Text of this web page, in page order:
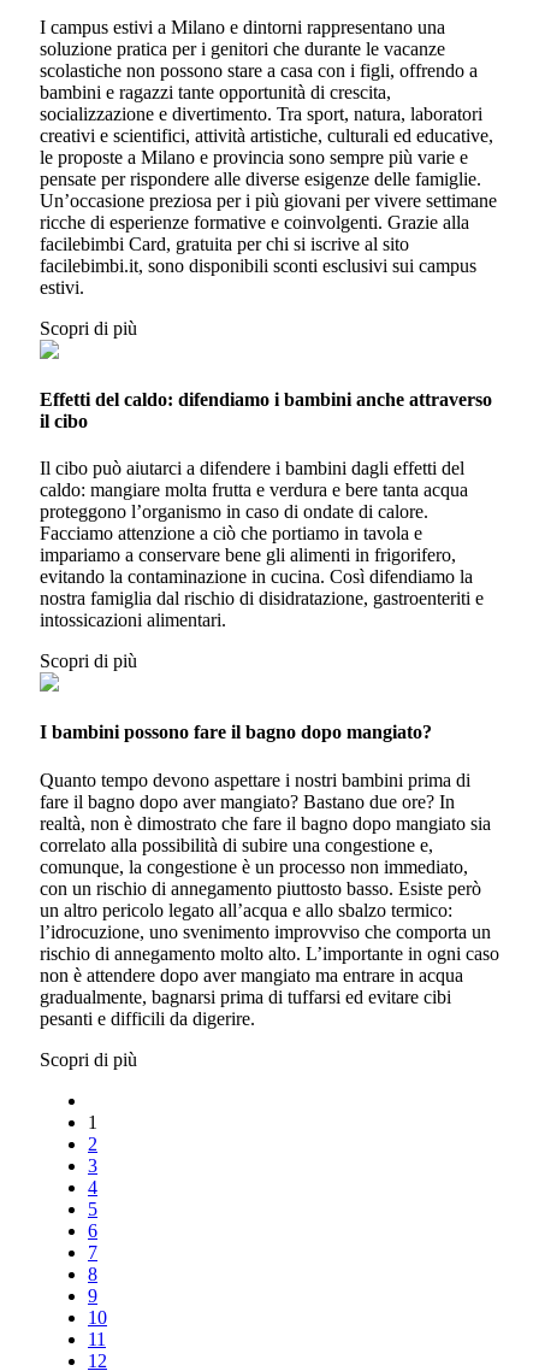
I campus estivi a Milano e dintorni rappresentano una
soluzione pratica per i genitori che durante le vacanze
scolastiche non possono stare a casa con i figli, offrendo a
bambini e ragazzi tante opportunità di crescita,
socializzazione e divertimento. Tra sport, natura, laboratori
creativi e scientifici, attività artistiche, culturali ed educative,
le proposte a Milano e provincia sono sempre più varie e
pensate per rispondere alle diverse esigenze delle famiglie.
Un’occasione preziosa per i più giovani per vivere settimane
ricche di esperienze formative e coinvolgenti. Grazie alla
facilebimbi Card, gratuita per chi si iscrive al sito
facilebimbi.it, sono disponibili sconti esclusivi sui campus
estivi.
Scopri di più
Effetti del caldo: difendiamo i bambini anche attraverso
il cibo
Il cibo può aiutarci a difendere i bambini dagli effetti del
caldo: mangiare molta frutta e verdura e bere tanta acqua
proteggono l’organismo in caso di ondate di calore.
Facciamo attenzione a ciò che portiamo in tavola e
impariamo a conservare bene gli alimenti in frigorifero,
evitando la contaminazione in cucina. Così difendiamo la
nostra famiglia dal rischio di disidratazione, gastroenteriti e
intossicazioni alimentari.
Scopri di più
I bambini possono fare il bagno dopo mangiato?
Quanto tempo devono aspettare i nostri bambini prima di
fare il bagno dopo aver mangiato? Bastano due ore? In
realtà, non è dimostrato che fare il bagno dopo mangiato sia
correlato alla possibilità di subire una congestione e,
comunque, la congestione è un processo non immediato,
con un rischio di annegamento piuttosto basso. Esiste però
un altro pericolo legato all’acqua e allo sbalzo termico:
l’idrocuzione, uno svenimento improvviso che comporta un
rischio di annegamento molto alto. L’importante in ogni caso
non è attendere dopo aver mangiato ma entrare in acqua
gradualmente, bagnarsi prima di tuffarsi ed evitare cibi
pesanti e difficili da digerire.
Scopri di più
1
2
3
4
5
6
7
8
9
10
11
12